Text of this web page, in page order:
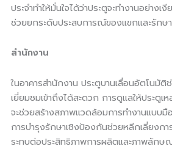
ประจำทำให้มั่นใจได้ว่าประตูจะทำงานอย่างเ
ช่วยยกระดับประสบการณ์ของแขกและรักษ
สำนักงาน
ในอาคารสำนักงาน ประตูบานเลื่อนอัตโนมัติ
เยี่ยมชมเข้าถึงได้สะดวก การดูแลให้ประตูเ
จะช่วยสร้างสภาพแวดล้อมการทำงานแบบมื
การบำรุงรักษาเชิงป้องกันช่วยหลีกเลี่ยงก
ระทบต่อประสิทธิภาพการผลิตและภาพลักษ